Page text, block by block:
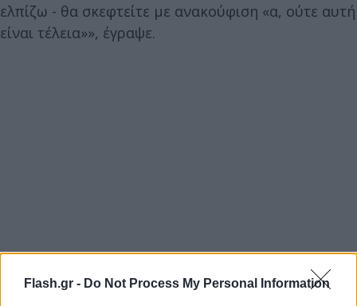
Flash.gr - Do Not Process My Personal Information
ελπίζω - θα σκεφτείτε με ανακούφιση «α, ούτε αυτή
είναι τέλεια»», έγραψε.